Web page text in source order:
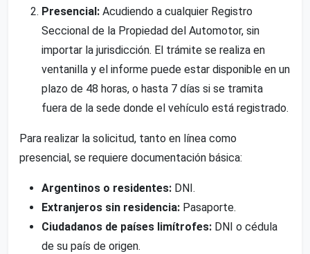
Presencial: Acudiendo a cualquier Registro
Seccional de la Propiedad del Automotor, sin
importar la jurisdicción. El trámite se realiza en
ventanilla y el informe puede estar disponible en un
plazo de 48 horas, o hasta 7 días si se tramita
fuera de la sede donde el vehículo está registrado.
Para realizar la solicitud, tanto en línea como
presencial, se requiere documentación básica:
Argentinos o residentes: DNI.
Extranjeros sin residencia: Pasaporte.
Ciudadanos de países limítrofes: DNI o cédula
de su país de origen.